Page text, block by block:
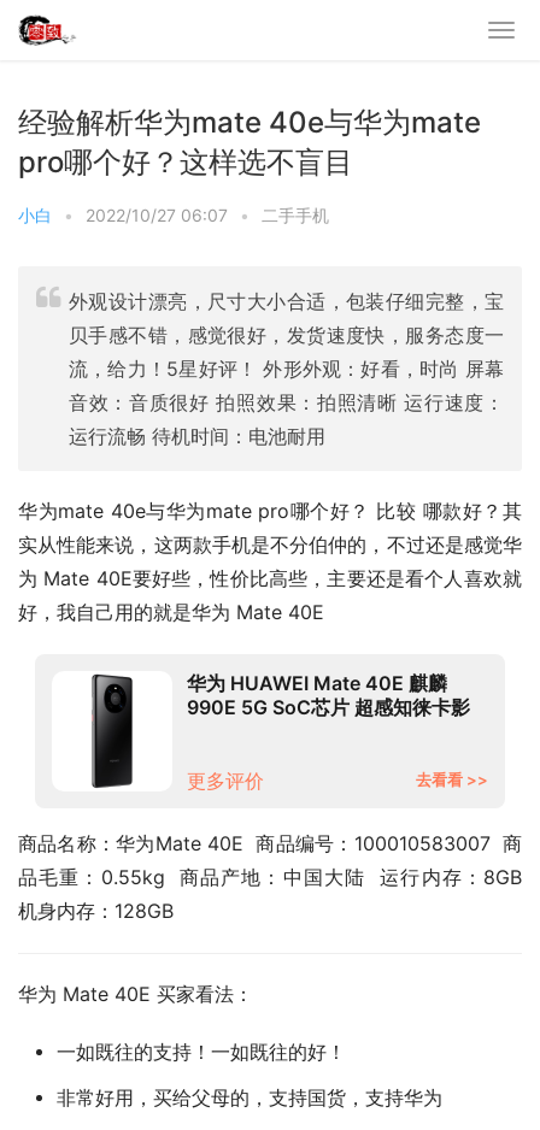
经验解析华为mate 40e与华为mate
pro哪个好？这样选不盲目
小白 • 2022/10/27 06:07 • 二手手机
外观设计漂亮，尺寸大小合适，包装仔细完整，宝
贝手感不错，感觉很好，发货速度快，服务态度一
流，给力！5星好评！ 外形外观：好看，时尚 屏幕
音效：音质很好 拍照效果：拍照清晰 运行速度：
运行流畅 待机时间：电池耐用
华为mate 40e与华为mate pro哪个好？ 比较 哪款好？其
实从性能来说，这两款手机是不分伯仲的，不过还是感觉华
为 Mate 40E要好些，性价比高些，主要还是看个人喜欢就
好，我自己用的就是华为 Mate 40E
华为 HUAWEI Mate 40E 麒麟
990E 5G SoC芯片 超感知徕卡影
更多评价
去看看 >>
商品名称：华为Mate 40E  商品编号：100010583007  商
品毛重：0.55kg  商品产地：中国大陆  运行内存：8GB
机身内存：128GB
华为 Mate 40E 买家看法：
一如既往的支持！一如既往的好！
非常好用，买给父母的，支持国货，支持华为